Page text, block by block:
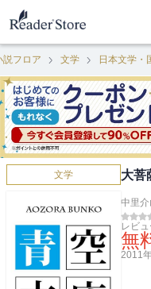
説フロア 文学 日本文学・
文学 大
中里
レビ
無
2011